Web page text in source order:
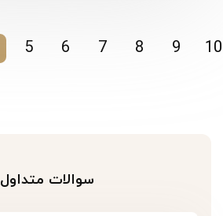
5 6 7 8 9 10
سوالات متداول